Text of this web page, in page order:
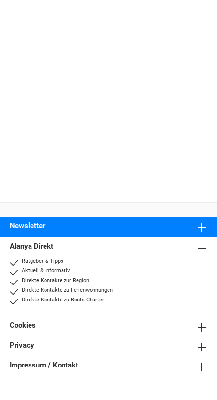
Newsletter
Alanya Direkt
Ratgeber & Tipps
Aktuell & Informativ
Direkte Kontakte zur Region
Direkte Kontakte zu Ferienwohnungen
Direkte Kontakte zu Boots-Charter
Cookies
Privacy
Impressum / Kontakt